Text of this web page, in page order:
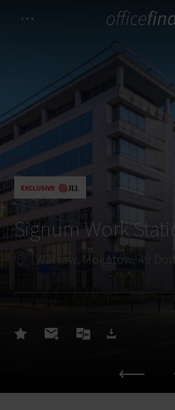
Signum Work
Warsaw, Mokotów, 49